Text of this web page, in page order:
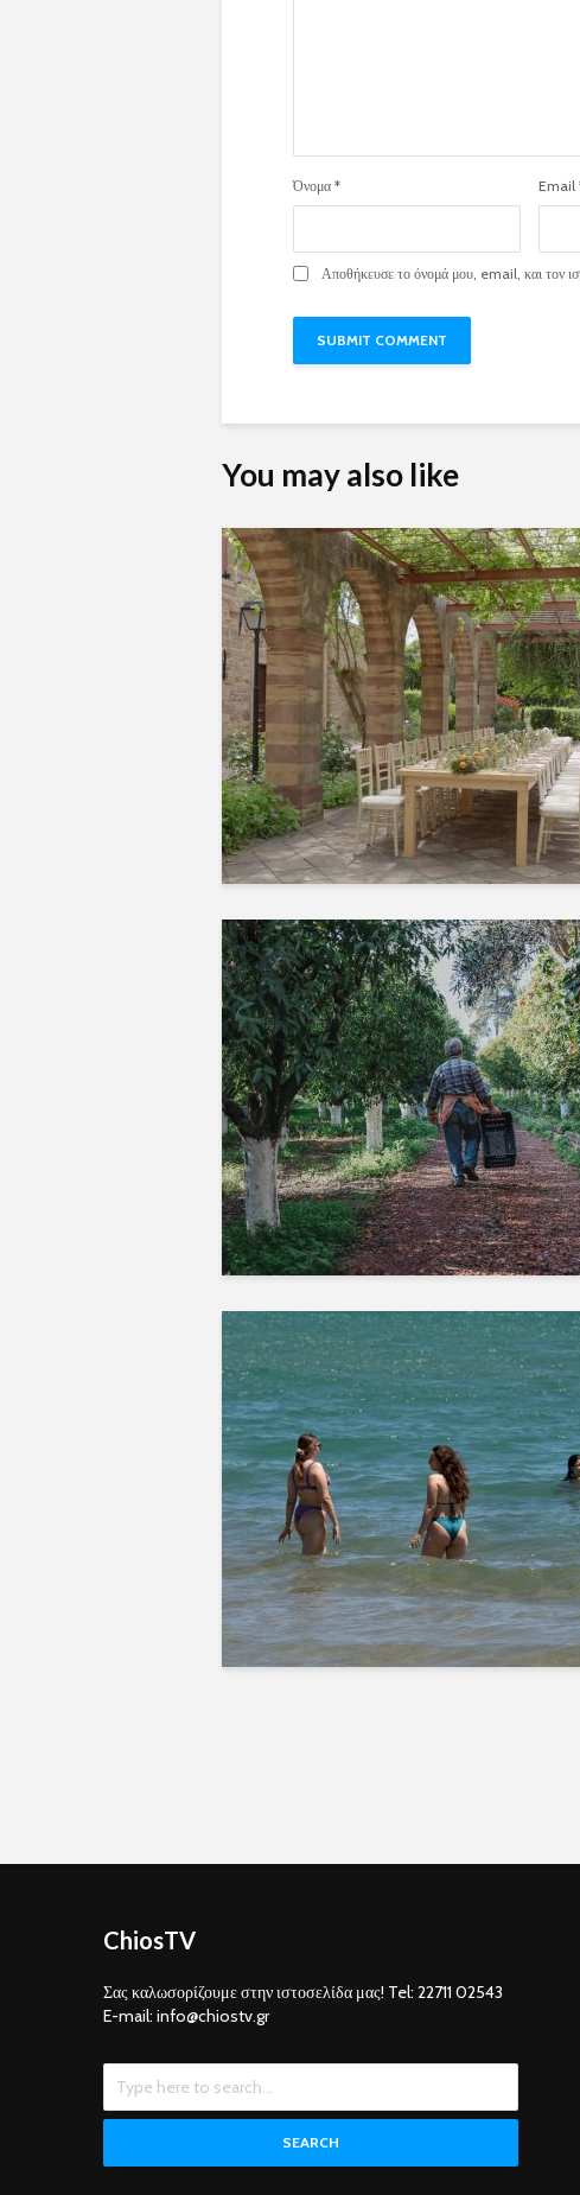
Όνομα * Email
Αποθήκευσε το όνομά μου, email, και τον
You may also like
ChiosTV
Σας καλωσορίζουμε στην ιστοσελίδα μας! Tel: 22711 02543
E-mail: info@chiostv.gr
SEARCH